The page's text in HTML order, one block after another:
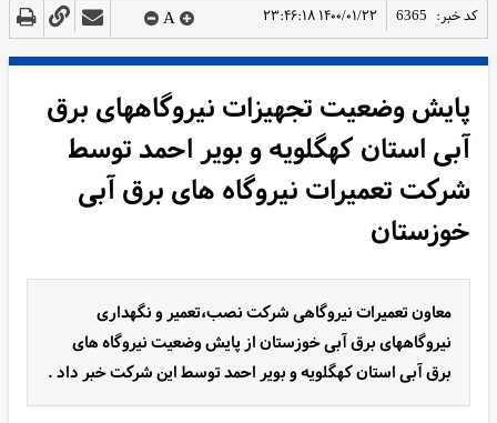
کد خبر: 6365 ۱۴۰۰/۰۱/۲۲ ۲۳:۴۶:۱۸ A
پایش وضعیت تجهیزات نیروگاههای برق
آبی استان کهگلویه و بویر احمد توسط
شرکت تعمیرات نیروگاه های برق آبی
خوزستان
معاون تعمیرات نیروگاهی شرکت نصب،تعمیر و نگهداری
نیروگاههای برق آبی خوزستان از پایش وضعیت نیروگاه های
برق آبی استان کهگلویه و بویر احمد توسط این شرکت خبر داد .